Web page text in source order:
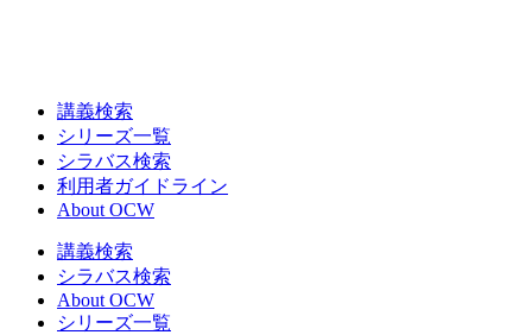
講義検索
シリーズ一覧
シラバス検索
利用者ガイドライン
About OCW
講義検索
シラバス検索
About OCW
シリーズ一覧